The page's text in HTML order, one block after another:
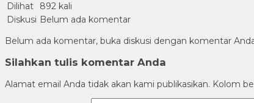
Dilihat
892 kali
Diskusi Belum ada komentar
Belum ada komentar, buka diskusi dengan komentar
Silahkan tulis komentar Anda
Alamat email Anda tidak akan kami publikasikan. Kolom